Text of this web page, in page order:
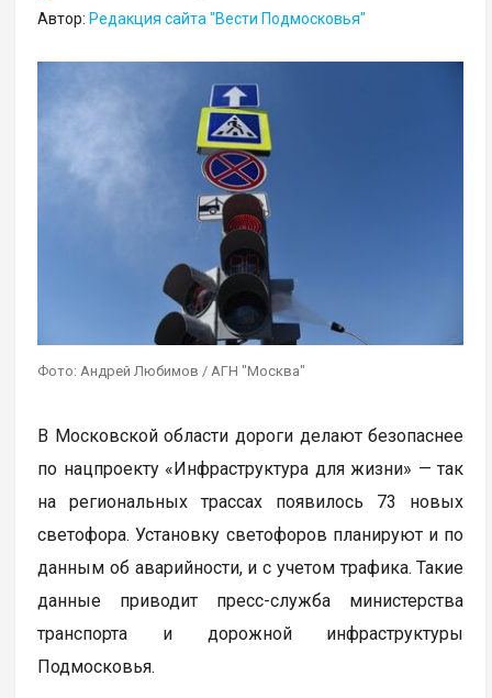
Автор: Редакция сайта "Вести Подмосковья"
Фото: Андрей Любимов / АГН "Москва"
В Московской области дороги делают безопаснее
по нацпроекту «Инфраструктура для жизни» — так
на региональных трассах появилось 73 новых
светофора. Установку светофоров планируют и по
данным об аварийности, и с учетом трафика. Такие
данные приводит пресс-служба министерства
транспорта и дорожной инфраструктуры
Подмосковья.